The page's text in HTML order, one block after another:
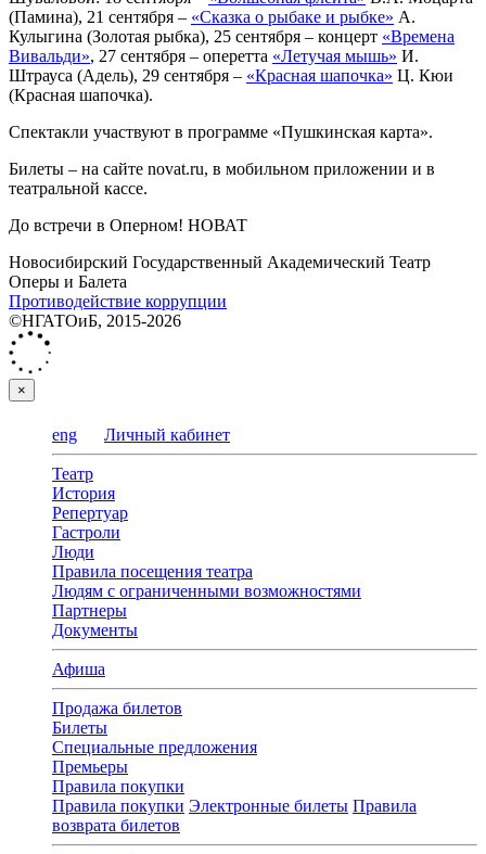
(Памина), 21 сентября ‒ «Сказка о рыбаке и рыбке» А.
Кулыгина (Золотая рыбка), 25 сентября ‒ концерт «Времена
Вивальди», 27 сентября ‒ оперетта «Летучая мышь» И.
Штрауса (Адель), 29 сентября ‒ «Красная шапочка» Ц. Кюи
(Красная шапочка).
Спектакли участвуют в программе «Пушкинская карта».
Билеты – на сайте novat.ru, в мобильном приложении и в
театральной кассе.
До встречи в Оперном! НОВАТ
Новосибирский Государственный Академический Театр
Оперы и Балета
Противодействие коррупции
©НГАТОиБ, 2015-2026
×
eng Личный кабинет
Театр
История
Репертуар
Гастроли
Люди
Правила посещения театра
Людям с ограниченными возможностями
Партнеры
Документы
Афиша
Продажа билетов
Билеты
Специальные предложения
Премьеры
Правила покупки
Правила покупки Электронные билеты Правила
возврата билетов